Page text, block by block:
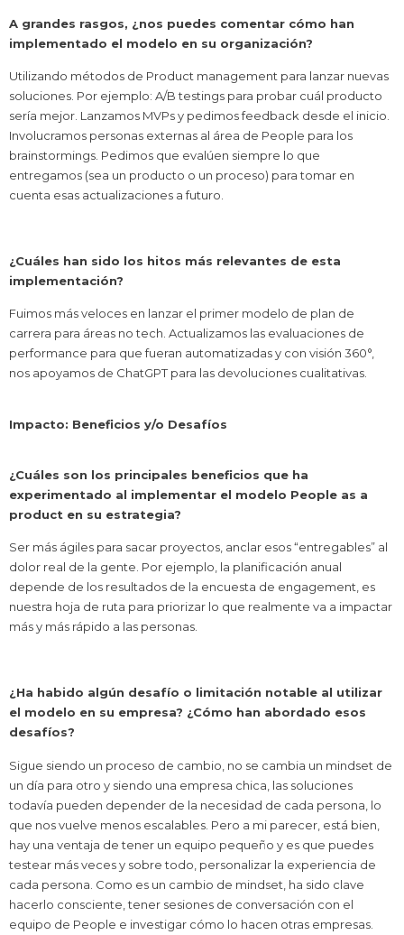
A grandes rasgos, ¿nos puedes comentar cómo han
implementado el modelo en su organización?
Utilizando métodos de Product management para lanzar nuevas
soluciones. Por ejemplo: A/B testings para probar cuál producto
sería mejor. Lanzamos MVPs y pedimos feedback desde el inicio.
Involucramos personas externas al área de People para los
brainstormings. Pedimos que evalúen siempre lo que
entregamos (sea un producto o un proceso) para tomar en
cuenta esas actualizaciones a futuro.
¿Cuáles han sido los hitos más relevantes de esta
implementación?
Fuimos más veloces en lanzar el primer modelo de plan de
carrera para áreas no tech. Actualizamos las evaluaciones de
performance para que fueran automatizadas y con visión 360°,
nos apoyamos de ChatGPT para las devoluciones cualitativas.
Impacto: Beneficios y/o Desafíos
¿Cuáles son los principales beneficios que ha
experimentado al implementar el modelo People as a
product en su estrategia?
Ser más ágiles para sacar proyectos, anclar esos “entregables” al
dolor real de la gente. Por ejemplo, la planificación anual
depende de los resultados de la encuesta de engagement, es
nuestra hoja de ruta para priorizar lo que realmente va a impactar
más y más rápido a las personas.
¿Ha habido algún desafío o limitación notable al utilizar
el modelo en su empresa? ¿Cómo han abordado esos
desafíos?
Sigue siendo un proceso de cambio, no se cambia un mindset de
un día para otro y siendo una empresa chica, las soluciones
todavía pueden depender de la necesidad de cada persona, lo
que nos vuelve menos escalables. Pero a mi parecer, está bien,
hay una ventaja de tener un equipo pequeño y es que puedes
testear más veces y sobre todo, personalizar la experiencia de
cada persona. Como es un cambio de mindset, ha sido clave
hacerlo consciente, tener sesiones de conversación con el
equipo de People e investigar cómo lo hacen otras empresas.